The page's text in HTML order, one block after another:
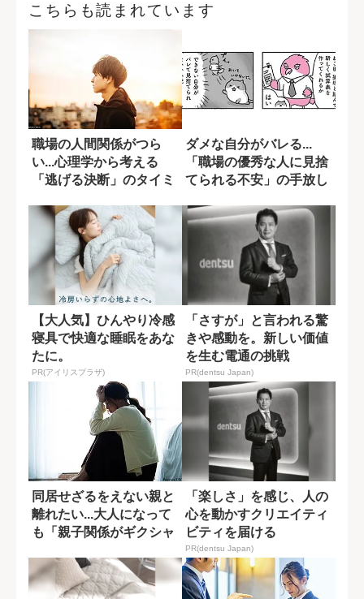
こちらも読まれています
職場の人間関係がつら
い...心理学から考える
「逃げる決断」のタイミ
ダメな自分がバレる...
「職場の優秀な人に見捨
てられる不安」の手放し
【大人気】ひんやり冷感
寝具で快適な睡眠をあな
たに。
PR(アイリスプラザ)
「さすが」と言われる驚
きや感動を。新しい価値
を生む電通の挑戦
PR(dentsu Japan)
同居せざるをえない親と
離れたい...大人になって
も「親子関係がギクシャ
「楽しさ」を感じ、人の
心を動かすクリエイティ
ビティを届ける
PR(dentsu Japan)